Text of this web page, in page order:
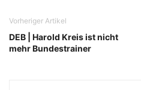
Vorheriger Artikel
DEB | Harold Kreis ist nicht
mehr Bundestrainer